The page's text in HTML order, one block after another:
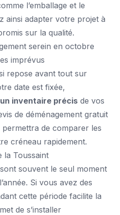
l’emballage et le
ainsi adapter votre projet à
sur la qualité.
serein en octobre
imprévus
repose avant tout sur
date est fixée,
inventaire précis de vos
de déménagement gratuit
de comparer les
créneau rapidement.
la Toussaint
souvent le seul moment
Si vous avez des
cette période facilite la
de s’installer